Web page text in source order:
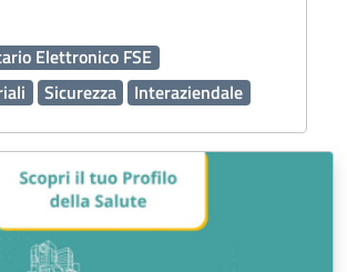
Elettronico FSE
Sicurezza Interaziendale